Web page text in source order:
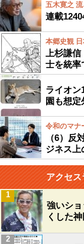
五木寛之
連載
本郷史観
上杉謙
士を統率
ライオ
園も想
令和のマナ
（6）反
ジネス上
アクセ
強いシ
くした
1
2